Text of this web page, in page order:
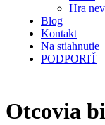
Hra
Blog
Kontakt
Na stiahnutie
PODPORIŤ
Otcovia